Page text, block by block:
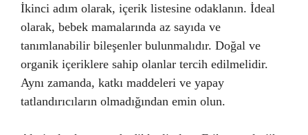
İkinci adım olarak, içerik listesine odaklanın. İdeal
olarak, bebek mamalarında az sayıda ve
tanımlanabilir bileşenler bulunmalıdır. Doğal ve
organik içeriklere sahip olanlar tercih edilmelidir.
Aynı zamanda, katkı maddeleri ve yapay
tatlandırıcıların olmadığından emin olun.